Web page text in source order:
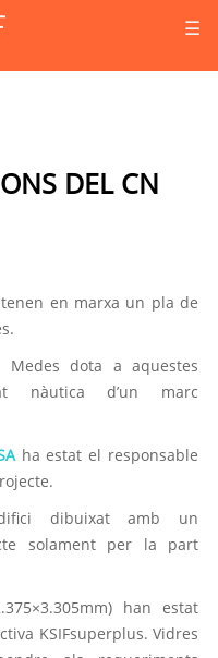
☰
DEL CN
en marxa un pla de
dota a aquestes
nàutica d’un marc
ha estat el responsable
dibuixat amb un
solament per la part
3.305mm) han estat
KSIFsuperplus. Vidres